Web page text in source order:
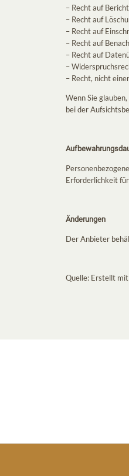
– Recht auf
– Recht auf
– Recht auf
– Recht auf
– Recht auf
–
– Recht, nicht
Wenn Sie
bei der
Erforderlichkeit
Änderungen
Der Anbieter
Quelle: Erstellt